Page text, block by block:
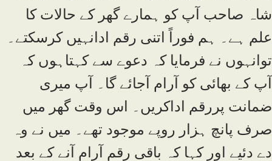
شاہ صاحب آپ کو ہمارے گھر کے حالات کا
علم ہے۔ ہم فوراً اتنی رقم ادانہیں کرسکتے۔
توانہوں نے فرمایا کہ دعوے سے کہتاہوں کہ
آپ کے بھائی کو آرام آجائے گا۔ آپ میری
ضمانت پررقم اداکریں۔ اس وقت گھر میں
صرف پانچ ہزار روپے موجود تھے۔ میں نے وہ
دے دئیے اور کہا کہ باقی رقم آرام آنے کے بعد